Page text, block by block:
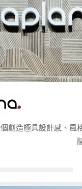
創造極具設計感、風